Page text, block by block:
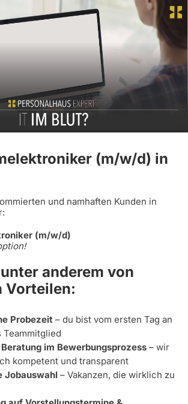
(m/w/d) in
und namhaften Kunden in
(m/w/d)
anderem von
Vorteilen:
Probezeit – du bist vom ersten Tag an
im Bewerbungsprozess – wir
kompetent und transparent
Jobauswahl – Vakanzen, die wirklich zu